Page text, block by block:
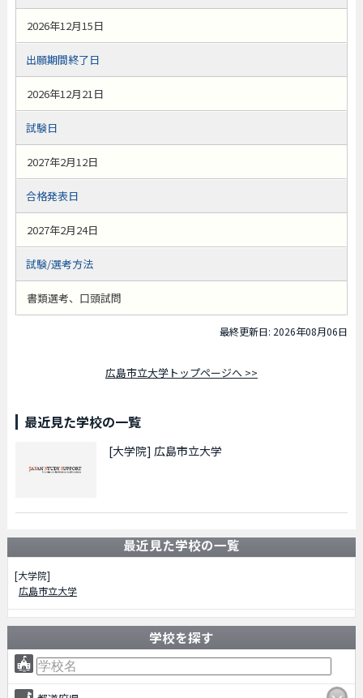
2026年12月15日
出願期間終了日
2026年12月21日
試験日
2027年2月12日
合格発表日
2027年2月24日
試験/選考方法
書類選考、口頭試問
最終更新日: 2026年08月06日
広島市立大学トップページへ >>
最近見た学校の一覧
[大学院] 広島市立大学
最近見た学校の一覧
[大学院]
広島市立大学
学校を探す